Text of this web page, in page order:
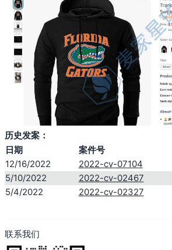
历史发案：
日期
案件号
12/16/2022
2022-cv-07104
5/10/2022
2022-cv-02467
5/4/2022
2022-cv-02327
联系我们